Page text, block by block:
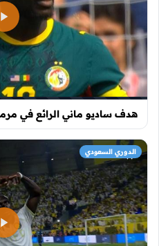
هدف ساديو ماني الرائع في
الدوري السعودي